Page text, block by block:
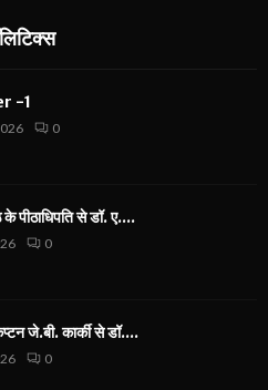
-1
0
के पीठाधिपति से डॉ. ए....
0
जे.बी. कार्की से डॉ....
0